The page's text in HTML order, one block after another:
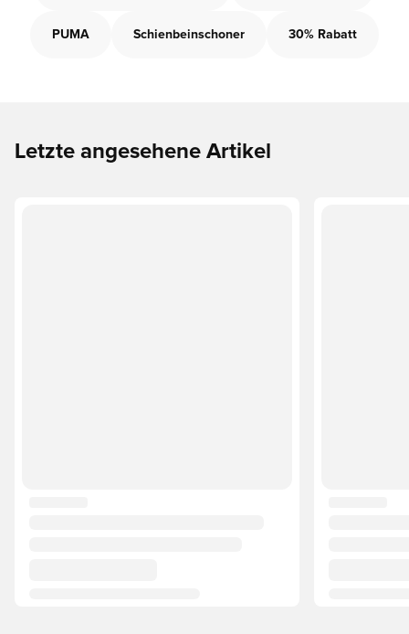
PUMA Schienbeinschoner 30% Rabatt
Letzte angesehene Artikel